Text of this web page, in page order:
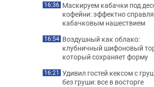
16:36 Маскируем кабачки под
кофейни: эффектно
кабачковым нашествием
16:54 Воздушный как облако:
клубничный шифоновый
который сохраняет форму
16:21 Удивил гостей кексом с
без груши: все в восторге